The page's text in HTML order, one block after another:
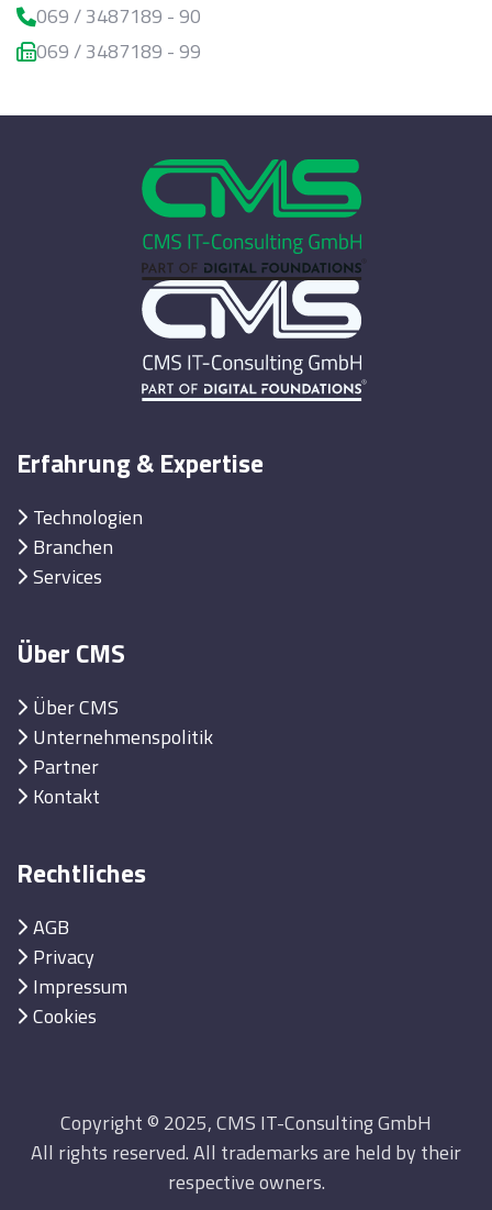
069 / 3487189 - 90
069 / 3487189 - 99
Erfahrung & Expertise
Technologien
Branchen
Services
Über CMS
Über CMS
Unternehmenspolitik
Partner
Kontakt
Rechtliches
AGB
Privacy
Impressum
Cookies
Copyright © 2025, CMS IT-Consulting GmbH
All rights reserved. All trademarks are held by their
respective owners.